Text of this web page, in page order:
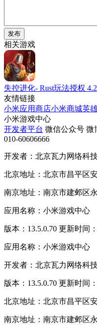
发布
相关游戏
失控进化- Rust玩法授权 4.2
友情链接
小米应用商店小米商城英
小米游戏中心
开发者平台 微信公众号 微
010-60606666
开发者：北京瓦力网络科
北京地址：北京市昌平区
南京地址：南京市建邺区
应用名称：小米游戏中心
版本：13.5.0.70 更新时间
应用名称：小米游戏中心
开发者：北京瓦力网络科
版本：13.5.0.70 更新时间
北京地址：北京市昌平区
南京地址：南京市建邺区